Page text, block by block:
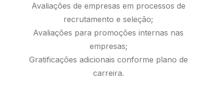
Avaliações de empresas em processos de
recrutamento e seleção;
Avaliações para promoções internas nas
empresas;
Gratificações adicionais conforme plano de
carreira.